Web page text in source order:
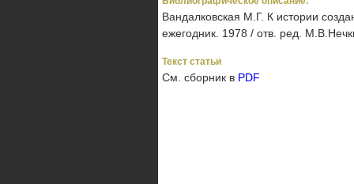
Вандалковская М.Г. К истории
ежегодник. 1978 / отв. ред.
Текст статьи
См. сборник в PDF